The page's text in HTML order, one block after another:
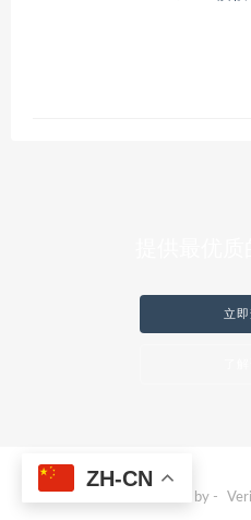
立
© 2023 Powered by -
ZH-CN